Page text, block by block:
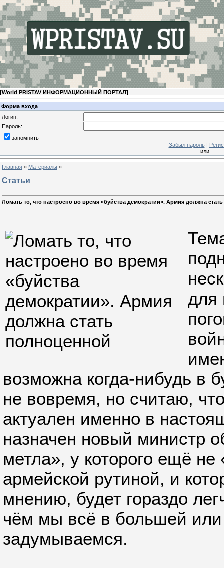
[World PRISTAV ИНФОРМАЦИОННЫЙ ПОРТАЛ]
Форма входа
Логин:
Пароль:
запомнить
Забыл пароль|
или
Главная » Материалы »
Статьи
Ломать то, что настроено во время «буйства демократии». Армия должна
для
возможна когда-нибудь в
не вовремя, но считаю,
актуален именно в
назначен новый министр
метла», у которого ещё не
армейской рутиной, и
мнению, будет гораздо
чём мы всё в большей
задумываемся.